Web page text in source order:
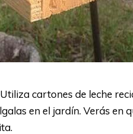
Utiliza cartones de leche
en el jardín. Verás en